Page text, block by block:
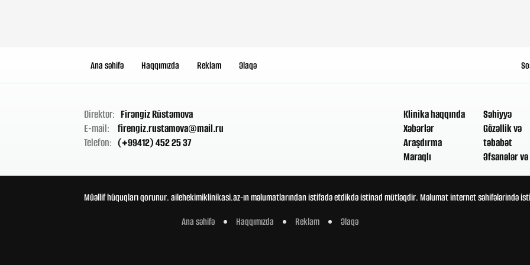
Ana səhifə Haqqımızda Reklam Əlaqə
Direktor: Firəngiz Rüstəmova
E-mail:
firengiz.rustamova@mail.ru
Telefon: (+99412) 452 25 37
Klinika haqqında
Xəbərlər
Araşdırma
Maraqlı
Səhiyyə
Gözəllik və
təbabət
Əfsanələr
Müəllif hüquqları qorunur. ailehekimiklinikasi.az-ın məlumatlarından istifadə etdikdə istinad mütləqdir. Məlumat internet səhifələrində
Ana səhifə
Haqqımızda Reklam Əlaqə